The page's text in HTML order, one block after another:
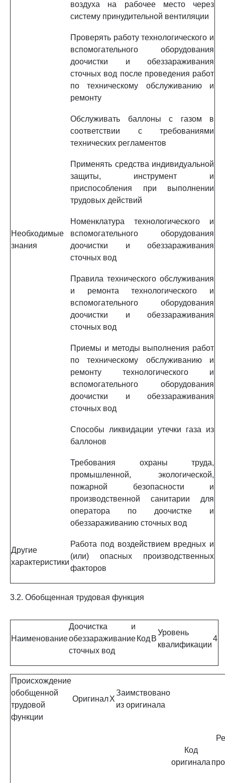
воздуха на рабочее место через
систему принудительной вентиляции
Проверять работу технологического и
вспомогательного оборудования
доочистки и обеззараживания
сточных вод после проведения работ
по техническому обслуживанию и
ремонту
Обслуживать баллоны с газом в
соответствии с требованиями
технических регламентов
Применять средства индивидуальной
защиты, инструмент и
приспособления при выполнении
трудовых действий
Необходимые
знания
Номенклатура технологического и
вспомогательного оборудования
доочистки и обеззараживания
сточных вод
Правила технического обслуживания
и ремонта технологического и
вспомогательного оборудования
доочистки и обеззараживания
сточных вод
Приемы и методы выполнения работ
по техническому обслуживанию и
ремонту технологического и
вспомогательного оборудования
доочистки и обеззараживания
сточных вод
Способы ликвидации утечки газа из
баллонов
Требования охраны труда,
промышленной, экологической,
пожарной безопасности и
производственной санитарии для
оператора по доочистке и
обеззараживанию сточных вод
Другие
характеристики
Работа под воздействием вредных и
(или) опасных производственных
факторов
3.2. Обобщенная трудовая функция
Наименование
Доочистка и
обеззараживание
сточных вод
Код B
Уровень
квалификации
4
Происхождение
обобщенной
трудовой
функции
ОригиналX
Заимствовано
из оригинала
Код
оригинала